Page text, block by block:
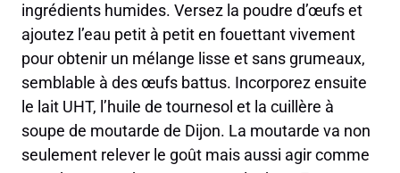
ingrédients humides. Versez la poudre d’œufs et
ajoutez l’eau petit à petit en fouettant vivement
pour obtenir un mélange lisse et sans grumeaux,
semblable à des œufs battus. Incorporez ensuite
le lait UHT, l’huile de tournesol et la cuillère à
soupe de moutarde de Dijon. La moutarde va non
seulement relever le goût mais aussi agir comme